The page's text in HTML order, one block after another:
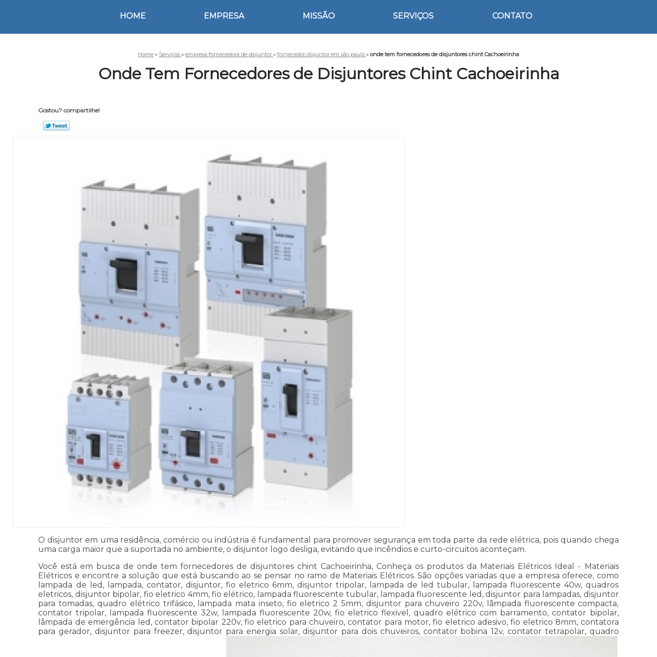
HOME EMPRESA MISSÃO SERVIÇOS CONTATO
Home » Serviços » empresa fornecedora de disjuntor » fornecedor disjuntor em são paulo » onde tem fornecedores de disjuntores chint Cachoeirinha
Onde Tem Fornecedores de Disjuntores Chint Cachoeirinha
Gostou? compartilhe!
O disjuntor em uma residência, comércio ou indústria é fundamental para promover segurança em toda parte da rede elétrica, pois quando chega
uma carga maior que a suportada no ambiente, o disjuntor logo desliga, evitando que incêndios e curto-circuitos aconteçam.
Você está em busca de onde tem fornecedores de disjuntores chint Cachoeirinha, Conheça os produtos da Materiais Elétricos Ideal - Materiais
Elétricos e encontre a solução que está buscando ao se pensar no ramo de Materiais Elétricos. São opções variadas que a empresa oferece, como
lampada de led, lampada, contator, disjuntor, fio eletrico 6mm, disjuntor tripolar, lampada de led tubular, lampada fluorescente 40w, quadros
eletricos, disjuntor bipolar, fio eletrico 4mm, fio elétrico, lampada fluorescente tubular, lampada fluorescente led, disjuntor para lampadas, disjuntor
para tomadas, quadro elétrico trifásico, lampada mata inseto, fio eletrico 2 5mm, disjuntor para chuveiro 220v, lâmpada fluorescente compacta,
contator tripolar, lampada fluorescente 32w, lampada fluorescente 20w, fio eletrico flexivel, quadro elétrico com barramento, contator bipolar,
lâmpada de emergência led, contator bipolar 220v, fio eletrico para chuveiro, contator para motor, fio eletrico adesivo, fio eletrico 8mm, contatora
para gerador, disjuntor para freezer, disjuntor para energia solar, disjuntor para dois chuveiros, contator bobina 12v, contator tetrapolar, quadro